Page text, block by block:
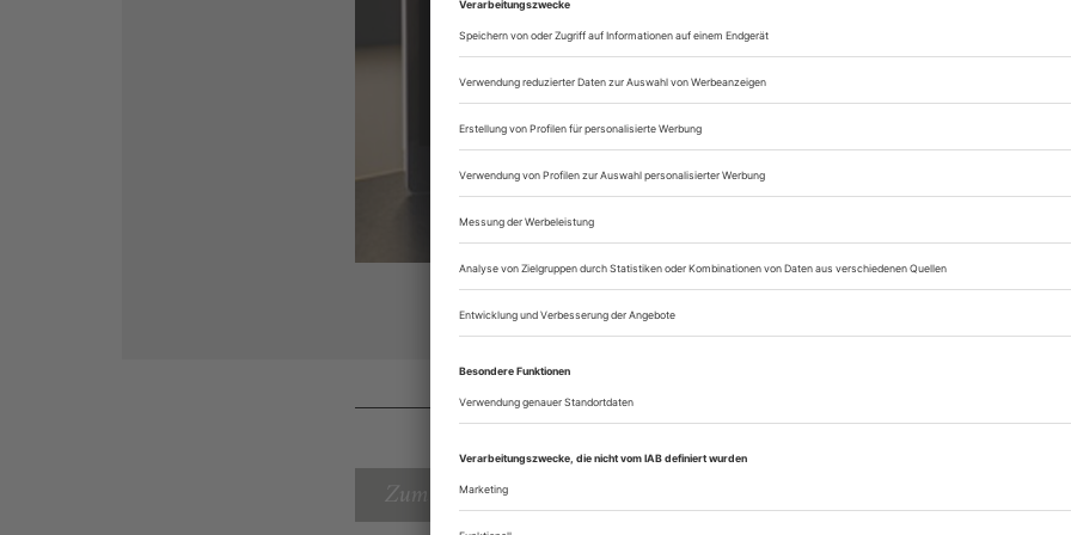
Lesegenuss auf
Zugang zum
Theater heute
Sie können alle Vorteile
sofort nutzen
Digital-Abo testen
Zum Inhaltsverzeichnis